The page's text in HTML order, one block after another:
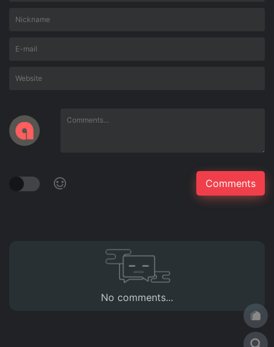
No comments...